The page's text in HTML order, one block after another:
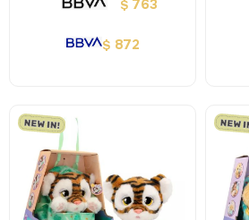
$ 763
$ 872